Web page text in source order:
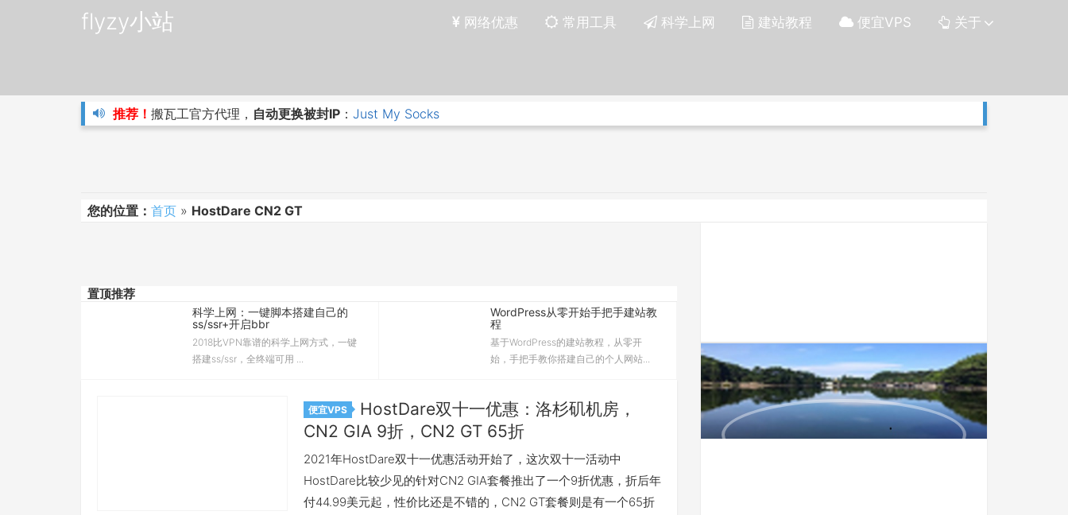
flyzy小站 网络优惠 常用工具 科学上网 建站教程 便宜VPS 关于
推荐！ 搬瓦工官方代理， 自动更换被封IP ： Just My Socks
您的位置： 首页 » HostDare CN2 GT
置顶推荐
科学上网：一键脚本搭建自己的
ss/ssr+开启bbr
2018比VPN靠谱的科学上网方式，一键
搭建ss/ssr，全终端可用 ...
WordPress从零开始手把手建站教
程
基于WordPress的建站教程，从零开
始，手把手教你搭建自己的个人网站...
便宜VPS
HostDare双十一优惠：洛杉矶机房，
CN2 GIA 9折，CN2 GT 65折
2021年HostDare双十一优惠活动开始了，这次双十一活动中
HostDare比较少见的针对CN2 GIA套餐推出了一个9折优惠，折后年
付44.99美元起，性价比还是不错的，CN2 GT套餐则是有一个65折